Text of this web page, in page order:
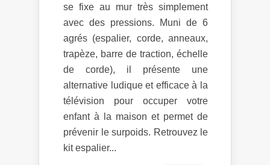
se fixe au mur très simplement
avec des pressions. Muni de 6
agrés (espalier, corde, anneaux,
trapèze, barre de traction, échelle
de corde), il présente une
alternative ludique et efficace à la
télévision pour occuper votre
enfant à la maison et permet de
prévenir le surpoids. Retrouvez le
kit espalier...